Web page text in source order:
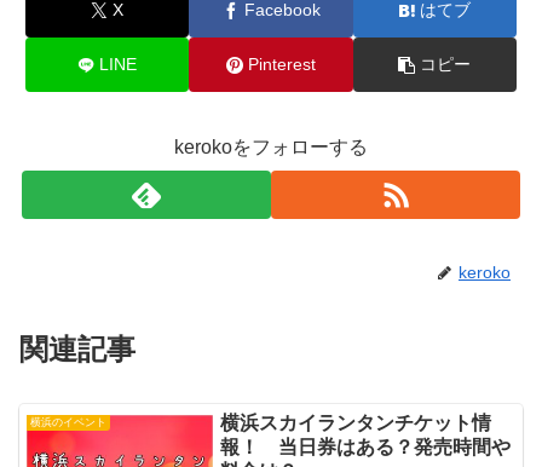
X Facebook はてブ
LINE Pinterest コピー
kerokoをフォローする
keroko
関連記事
横浜のイベント
横浜スカイランタンチケット情
報！ 当日券はある？発売時間や